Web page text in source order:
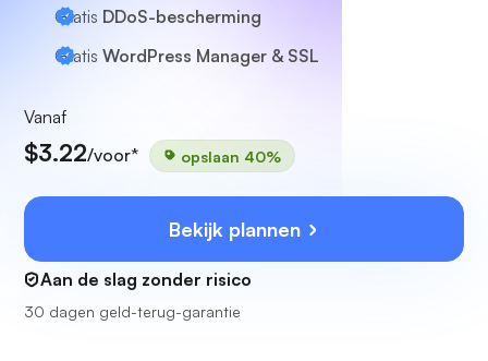
Gratis DDoS-bescherming
Gratis WordPress Manager & SSL
Vanaf
$3.22/voor* opslaan 40%
Bekijk plannen
Aan de slag zonder risico
30 dagen geld-terug-garantie